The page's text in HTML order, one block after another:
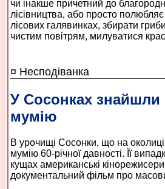
чи інакше причетний до
лісівництва, або просто
лісових галявинках, збирати
чистим повітрям, милуватися
¤ Несподіванка
У Сосонках знайшли
мумію
В урочищі Сосонки, що на
мумію 60-річної давності. Її
кущах американські
документальний фільм про